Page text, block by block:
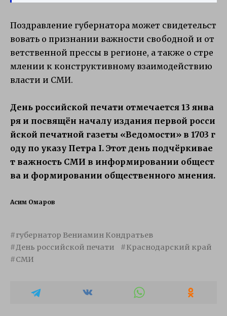
Поздравление губернатора может свидетельст
вовать о признании важности свободной и от
ветственной прессы в регионе, а также о стре
млении к конструктивному взаимодействию
власти и СМИ.
День российской печати отмечается 13 янва
ря и посвящён началу издания первой росси
йской печатной газеты «Ведомости» в 1703 г
оду по указу Петра I. Этот день подчёркивае
т важность СМИ в информировании общест
ва и формировании общественного мнения.
Асим Омаров
губернатор Вениамин Кондратьев
День российской печати
Краснодарский край
СМИ